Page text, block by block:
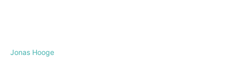
Jonas Hooge